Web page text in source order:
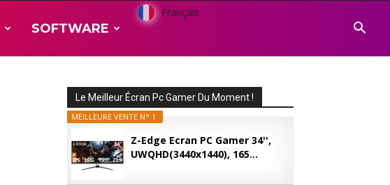
SOFTWARE
Français
Le Meilleur Écran Pc Gamer Du Moment !
MEILLEURE VENTE N° 1
Z-Edge Ecran PC Gamer 34'',
UWQHD(3440x1440), 165...